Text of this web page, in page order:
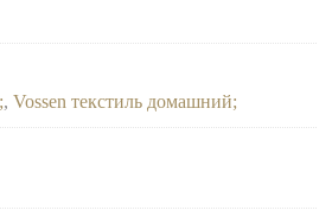
,Vossen текстиль домашний